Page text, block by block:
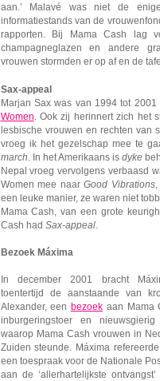
aan.’ Malavé was niet de
informatiestands van de
rapporten. Bij Mama Cash lag
champagneglazen en andere
vrouwen stormden er op af en de
Sax-appeal
Marjan Sax was van 1994 tot
Women . Ook zij herinnert zich het
lesbische vrouwen en rechten van
vroeg ik het gezelschap mee te
march.
In het Amerikaans is dyke
Nepal vroeg vervolgens verbaasd
Women mee naarGood Vibrations,
een leuke manier, ze waren niet
Mama Cash, van een grote
Cash had Sax-appeal.
Bezoek Máxima
In december 2001 bracht
toentertijd de aanstaande van
Alexander, een bezoek aan Mama
inburgeringstoer en
waarop Mama Cash vrouwen in
Zuiden steunde. Máxima
een toespraak voor de Nationale
aan de ‘allerhartelijkste